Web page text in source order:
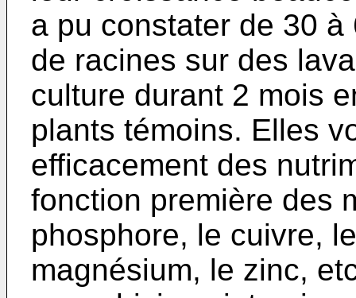
a pu constater de 30
de racines sur des
culture durant 2 mois
plants témoins. Elles
efficacement des
fonction première des
phosphore, le cuivre,
magnésium, le zinc,